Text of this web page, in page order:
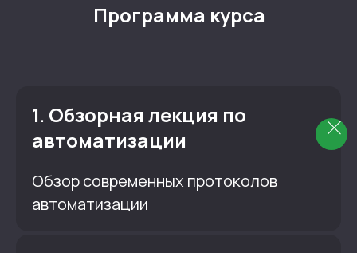
Программа курса
1. Обзорная лекция по
автоматизации
Обзор современных протоколов
автоматизации